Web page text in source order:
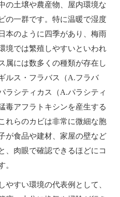
の土壌や農産物、屋内環境な
の一群です。特に温暖で湿度
本のように四季があり、梅雨
境では繁殖しやすいといわれ
属には数多くの種類が存在し
ルス・フラバス（A.フラバ
ラシティカス（A.パラシティ
毒アフラトキシンを産生する
れらのカビは非常に微細な胞
が食品や建材、家屋の壁など
、肉眼で確認できるほどにコ
。
やすい環境の代表例として、